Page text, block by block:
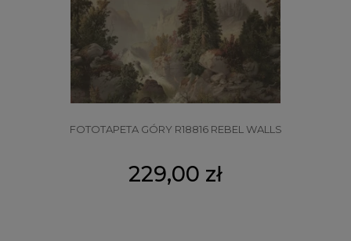
FOTOTAPETA GÓRY R18816 REBEL WALLS
229,00 zł